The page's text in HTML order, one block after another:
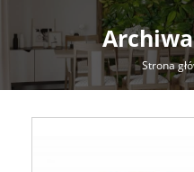
Strona